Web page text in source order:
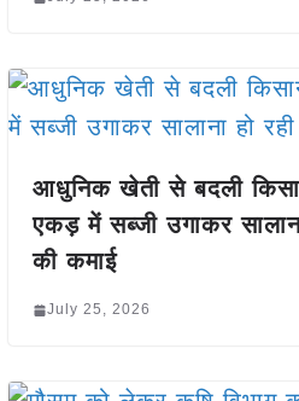
आधुनिक खेती से बदली
एकड़ में सब्जी उगाकर
की कमाई
July 25, 2026